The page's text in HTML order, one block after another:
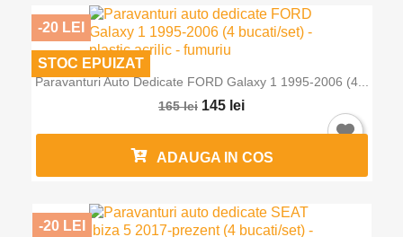
Paravanturi Auto Dedicate FORD Galaxy 1 1995-2006 (4...
165 lei 145 lei
-20 LEI
STOC EPUIZAT
ADAUGA IN COS
-20 LEI